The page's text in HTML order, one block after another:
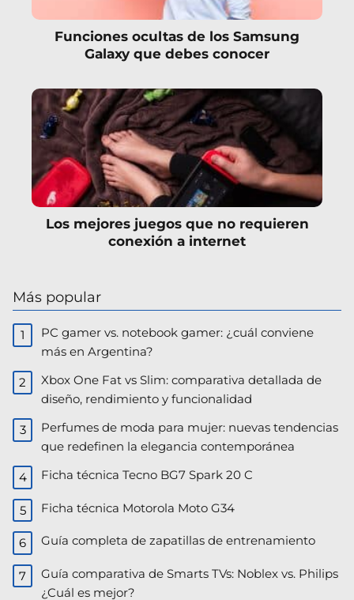
Funciones ocultas de los Samsung
Galaxy que debes conocer
Los mejores juegos que no requieren
conexión a internet
Más popular
PC gamer vs. notebook gamer: ¿cuál conviene
más en Argentina?
Xbox One Fat vs Slim: comparativa detallada de
diseño, rendimiento y funcionalidad
Perfumes de moda para mujer: nuevas tendencias
que redefinen la elegancia contemporánea
Ficha técnica Tecno BG7 Spark 20 C
Ficha técnica Motorola Moto G34
Guía completa de zapatillas de entrenamiento
Guía comparativa de Smarts TVs: Noblex vs. Philips
¿Cuál es mejor?